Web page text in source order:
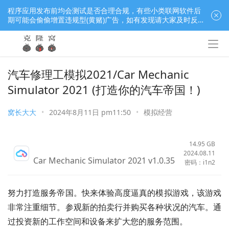
汽车修理工模拟2021/Car Mechanic
Simulator 2021 (打造你的汽车帝国！)
窝长大大 • 2024年8月11日 pm11:50 • 模拟经营
Car Mechanic Simulator 2021 v1.0.35
14.95 GB
2024.08.11
密码：i1n2
努力打造服务帝国。快来体验高度逼真的模拟游戏，该游戏
非常注重细节。参观新的拍卖行并购买各种状况的汽车。通
过投资新的工作空间和设备来扩大您的服务范围。
程序应用发布前均会测试是否合理合规，有些小类联网软件后
期可能会偷偷增置违规型(黄赌)广告，如有发现请大家及时反
馈窝长进行处理，共同监督维护良好的程序应用下载社区！